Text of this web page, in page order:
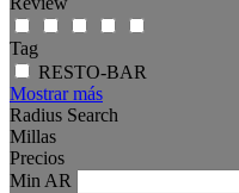
Tag
RESTO-BAR
Mostrar más
Radius Search
Millas
Precios
Min AR